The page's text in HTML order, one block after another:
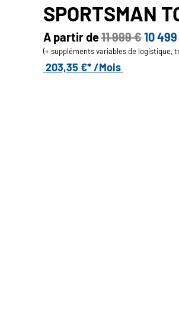
SPORTSMAN
A partir de11 999 €10
(+ suppléments variables de logistique,
203,35 €* /Mois